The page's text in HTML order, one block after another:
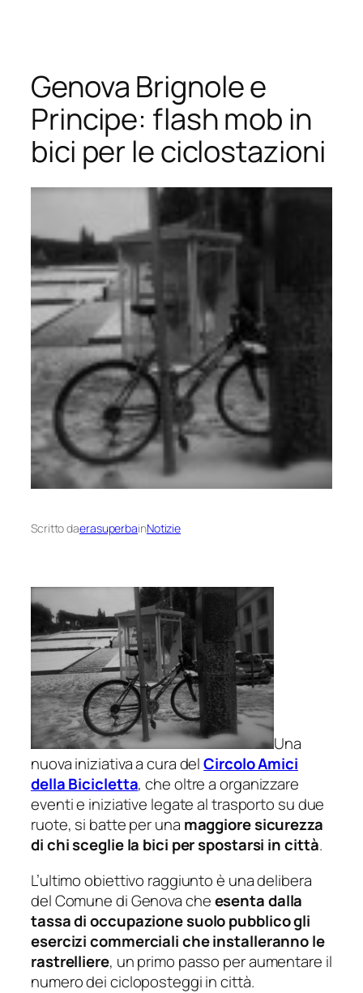
contenuto
Genova Brignole e
Principe: flash mob in
bici per le ciclostazioni
Scritto daerasuperbainNotizie
Una
nuova iniziativa a cura delCircolo Amici
della Bicicletta, che oltre a organizzare
eventi e iniziative legate al trasporto su due
ruote, si batte per una maggiore sicurezza
di chi sceglie la bici per spostarsi in città.
L’ultimo obiettivo raggiunto è una delibera
del Comune di Genova cheesenta dalla
tassa di occupazione suolo pubblico gli
esercizi commerciali che installeranno le
rastrelliere, un primo passo per aumentare il
numero dei cicloposteggi in città.